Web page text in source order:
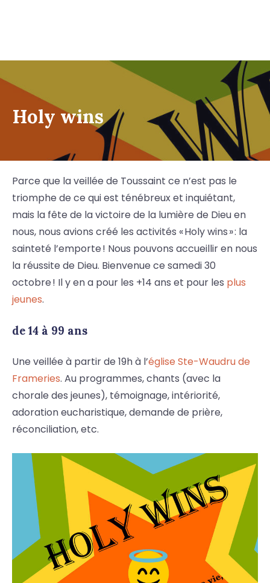
Holy wins
Parce que la veillée de Toussaint ce n’est pas le
triomphe de ce qui est ténébreux et inquiétant,
mais la fête de la victoire de la lumière de Dieu en
nous, nous avions créé les activités « Holy wins » : la
sainteté l’emporte ! Nous pouvons accueillir en nous
la réussite de Dieu. Bienvenue ce samedi 30
octobre ! Il y en a pour les +14 ans et pour les plus
jeunes.
de 14 à 99 ans
Une veillée à partir de 19h à l’église Ste-Waudru de
Frameries. Au programmes, chants (avec la
chorale des jeunes), témoignage, intériorité,
adoration eucharistique, demande de prière,
réconciliation, etc.